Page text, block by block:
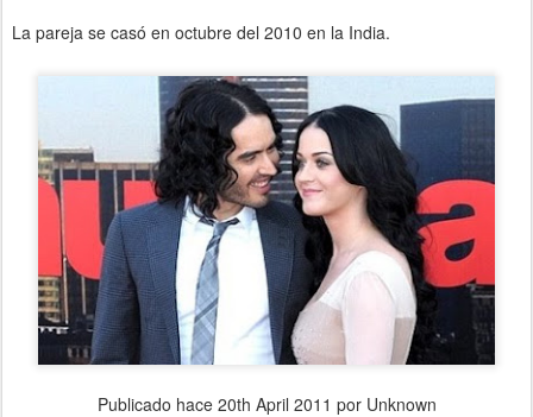
La pareja se casó en octubre del 2010 en la India.
Publicado hace 20th April 2011 por Unknown